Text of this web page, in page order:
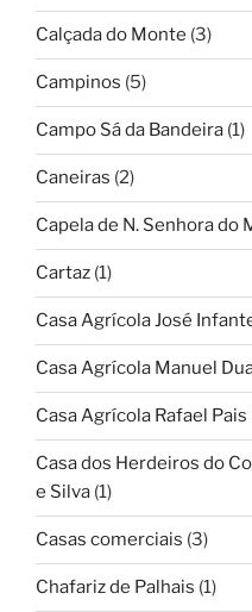
Calçada do Monte (3)
Campinos (5)
Campo Sá da Bandeira (1)
Caneiras (2)
Capela de N. Senhora do
Cartaz (1)
Casa Agrícola José
Casa Agrícola Manuel
Casa Agrícola Rafael Pais
Casa dos Herdeiros do
e Silva (1)
Casas comerciais (3)
Chafariz de Palhais (1)